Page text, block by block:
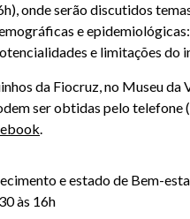
onde serão discutidos
e
e limitações do
da Fiocruz, no Museu da
ser obtidas pelo telefone
.
e estado de Bem-
às 16h